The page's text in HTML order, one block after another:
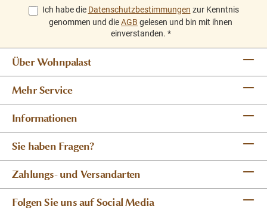
Ich habe die Datenschutzbestimmungen zur Kenntnis
genommen und dieAGB gelesen und bin mit ihnen
einverstanden. *
Über Wohnpalast
Mehr Service
Informationen
Sie haben Fragen?
Zahlungs- und Versandarten
Folgen Sie uns auf Social Media